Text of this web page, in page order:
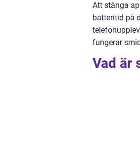
Att stänga
batteritid på
fungerar
Vad är